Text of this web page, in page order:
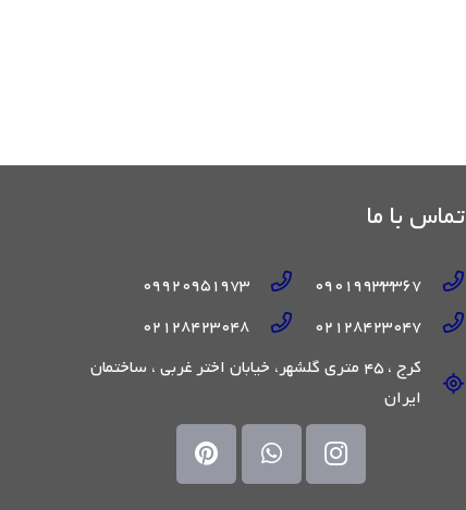
تماس با ما
09019933367
09920951973
02128423047
02128423048
کرج ، 45 متری گلشهر، خیابان اختر غربی ، ساختمان
ایران